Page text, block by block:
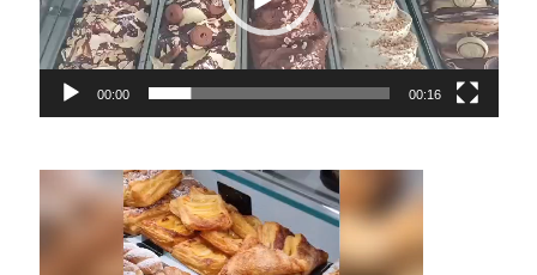
00:00 00:16
Video
Player